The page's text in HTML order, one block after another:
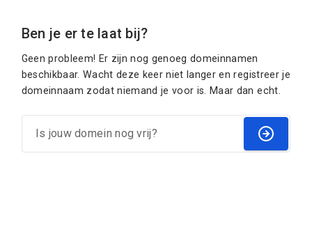
Ben je er te laat bij?
Geen probleem! Er zijn nog genoeg domeinnamen
beschikbaar. Wacht deze keer niet langer en registreer je
domeinnaam zodat niemand je voor is. Maar dan echt.